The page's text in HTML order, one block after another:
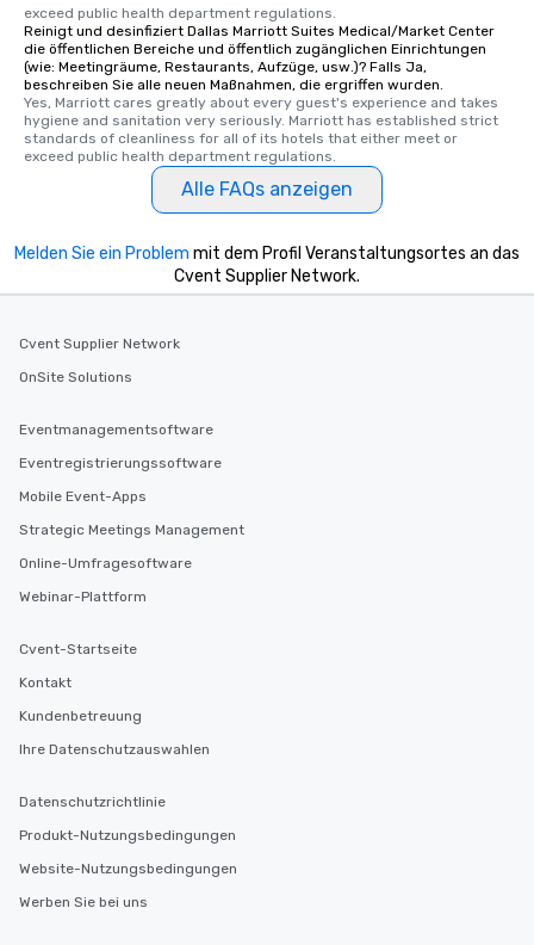
exceed public health department regulations.
Reinigt und desinfiziert Dallas Marriott Suites Medical/Market Center
die öffentlichen Bereiche und öffentlich zugänglichen Einrichtungen
(wie: Meetingräume, Restaurants, Aufzüge, usw.)? Falls Ja,
beschreiben Sie alle neuen Maßnahmen, die ergriffen wurden.
Yes, Marriott cares greatly about every guest's experience and takes
hygiene and sanitation very seriously. Marriott has established strict
standards of cleanliness for all of its hotels that either meet or
exceed public health department regulations.
Alle FAQs anzeigen
Melden Sie ein Problem mit dem Profil Veranstaltungsortes an das
Cvent Supplier Network.
Cvent Supplier Network
OnSite Solutions
Eventmanagementsoftware
Eventregistrierungssoftware
Mobile Event-Apps
Strategic Meetings Management
Online-Umfragesoftware
Webinar-Plattform
Cvent-Startseite
Kontakt
Kundenbetreuung
Ihre Datenschutzauswahlen
Datenschutzrichtlinie
Produkt-Nutzungsbedingungen
Website-Nutzungsbedingungen
Werben Sie bei uns